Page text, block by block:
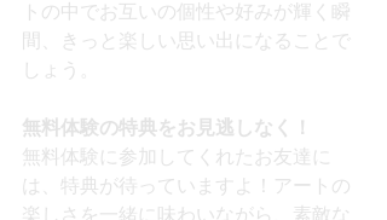
トの中でお互いの個性や好みが輝く瞬
間、きっと楽しい思い出になることで
しょう。
無料体験の特典をお見逃しなく！
無料体験に参加してくれたお友達に
は、特典が待っていますよ！アートの
楽しさを一緒に味わいながら、素敵な